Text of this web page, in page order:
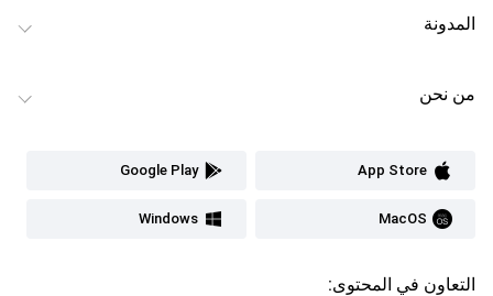
المدونة
من نحن
App Store
Google Play
MacOS
Windows
التعاون في المحتوى: